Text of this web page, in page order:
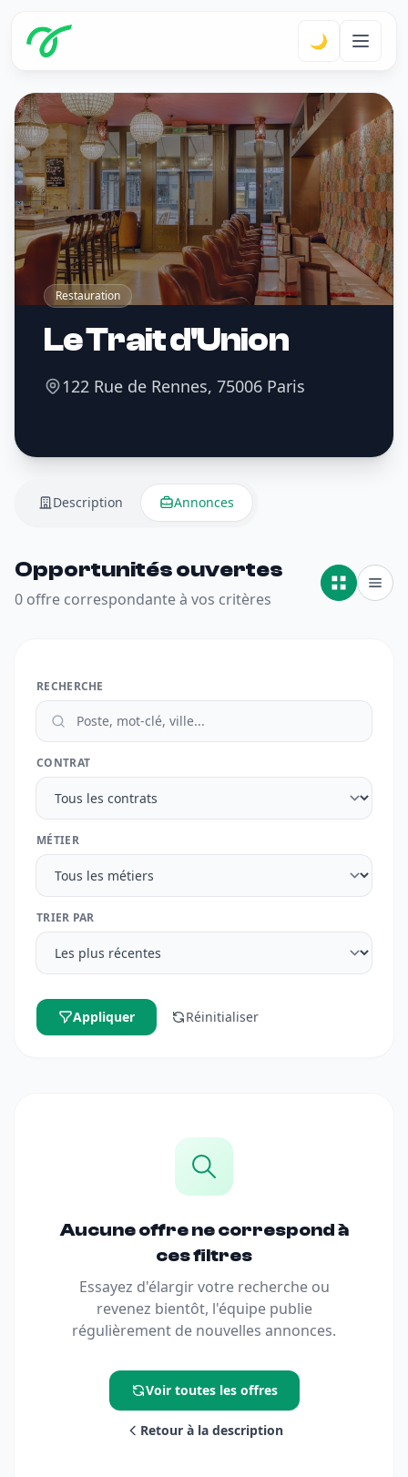
🌙
Restauration
Le Trait d'Union
122 Rue de Rennes, 75006 Paris
Description Annonces
Opportunités ouvertes
0 offre correspondante à vos critères
RECHERCHE
CONTRAT
MÉTIER
TRIER PAR
Appliquer Réinitialiser
Aucune offre ne correspond à
ces filtres
Essayez d'élargir votre recherche ou
revenez bientôt, l'équipe publie
régulièrement de nouvelles annonces.
Voir toutes les offres
Retour à la description